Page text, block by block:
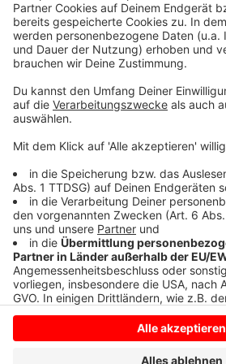
sammeln. Bitte lesen
Details durch und
Nutzung des Service
Video
Mehr
Akzeptieren
powered by
Management
Windows 8 Launch am Time Square
Anzeige
Anzeige